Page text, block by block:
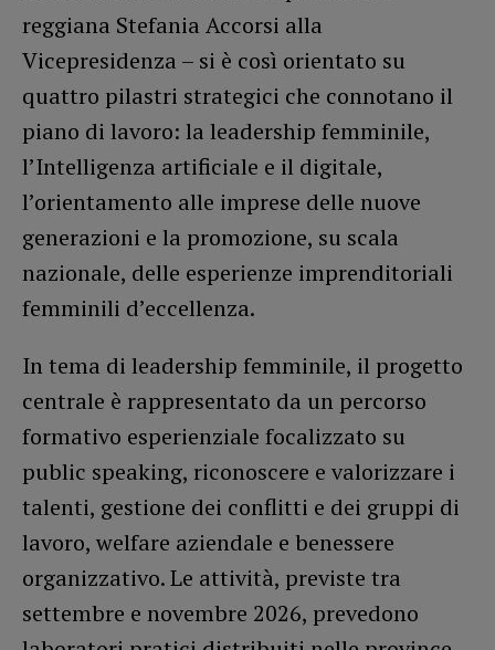
reggiana Stefania Accorsi alla
Vicepresidenza – si è così orientato su
quattro pilastri strategici che connotano il
piano di lavoro: la leadership femminile,
l’Intelligenza artificiale e il digitale,
l’orientamento alle imprese delle nuove
generazioni e la promozione, su scala
nazionale, delle esperienze imprenditoriali
femminili d’eccellenza.
In tema di leadership femminile, il progetto
centrale è rappresentato da un percorso
formativo esperienziale focalizzato su
public speaking, riconoscere e valorizzare i
talenti, gestione dei conflitti e dei gruppi di
lavoro, welfare aziendale e benessere
organizzativo. Le attività, previste tra
settembre e novembre 2026, prevedono